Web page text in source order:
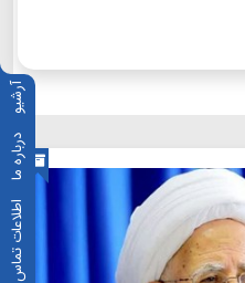
آرشیو
درباره ما
اطلاعات تماس